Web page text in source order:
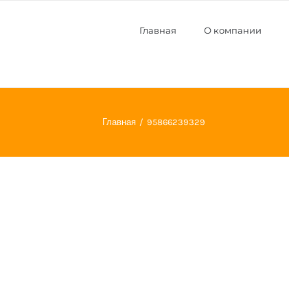
Главная О компании
Главная 95866239329